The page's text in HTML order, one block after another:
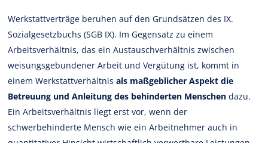
Werkstattverträge beruhen auf den Grundsätzen des IX.
Sozialgesetzbuchs (SGB IX). Im Gegensatz zu einem
Arbeitsverhältnis, das ein Austauschverhältnis zwischen
weisungsgebundener Arbeit und Vergütung ist, kommt in
einem Werkstattverhältnisals maßgeblicher Aspekt die
Betreuung und Anleitung des behinderten Menschen dazu.
Ein Arbeitsverhältnis liegt erst vor, wenn der
schwerbehinderte Mensch wie ein Arbeitnehmer auch in